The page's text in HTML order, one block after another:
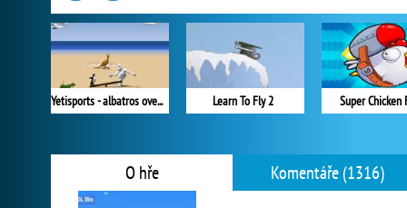
Yetisports - albatros overload Learn To Fly 2 Super Chicken
O hře Komentáře (1316)